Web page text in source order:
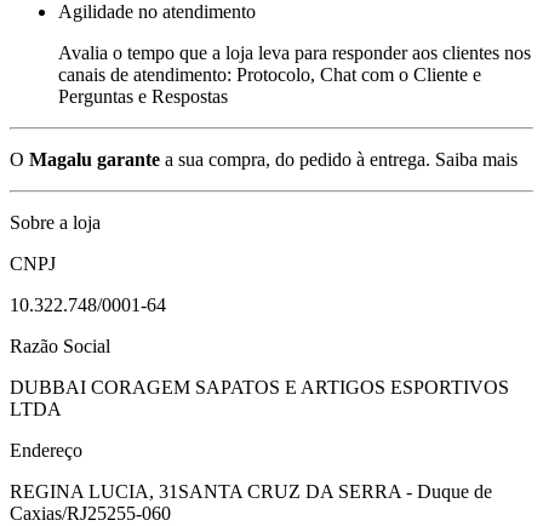
Agilidade no atendimento
Avalia o tempo que a loja leva para responder aos clientes nos
canais de atendimento: Protocolo, Chat com o Cliente e
Perguntas e Respostas
O Magalu garante a sua compra, do pedido à entrega. Saiba mais
Sobre a loja
CNPJ
10.322.748/0001-64
Razão Social
DUBBAI CORAGEM SAPATOS E ARTIGOS ESPORTIVOS
LTDA
Endereço
REGINA LUCIA, 31 SANTA CRUZ DA SERRA - Duque de
Caxias/RJ25255-060